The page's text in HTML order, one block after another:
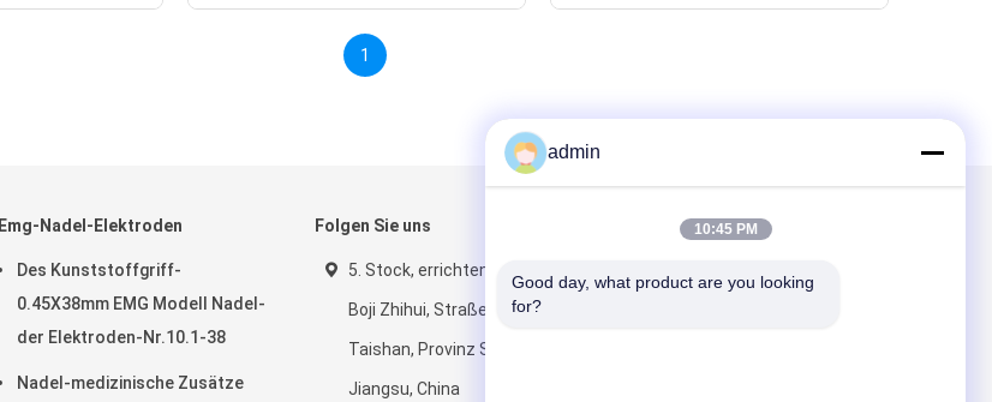
1
Emg-Nadel-Elektroden
Des Kunststoffgriff-
0.45X38mm EMG Modell Nadel-
der Elektroden-Nr.10.1-38
Nadel-medizinische Zusätze
Folgen Sie uns
5. Stock, errichtendes E, Tal
Boji Zhihui, Straße No.2
Taishan, Provinz Suzhous,
Jiangsu, China
Mailen Sie uns
admin
10:45 PM
Good day, what product are you looking
for?